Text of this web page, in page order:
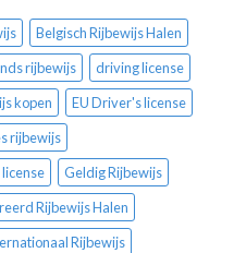
Belgisch Rijbewijs Halen
rijbewijs
driving license
kopen
EU Driver's license
rijbewijs
Geldig Rijbewijs
Rijbewijs Halen
Rijbewijs